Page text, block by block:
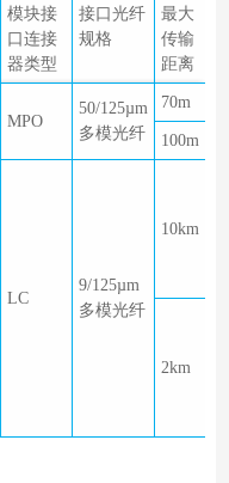
模块接
口连接
器类型
接口光纤
规格
最大
传输
距离
MPO
50/125µm
多模光纤
70m
100m
LC
9/125µm
多模光纤
10km
2km